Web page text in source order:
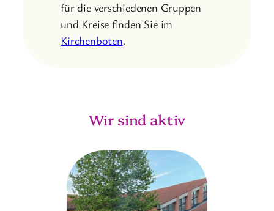
für die verschiedenen Gruppen
und Kreise finden Sie im
Kirchenboten.
Wir sind aktiv